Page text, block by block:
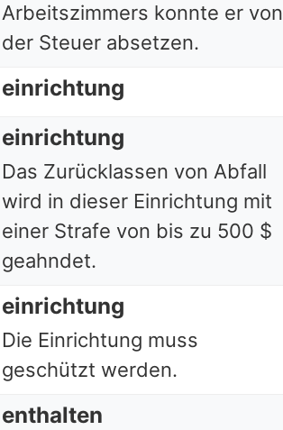
Arbeitszimmers konnte er von
der Steuer absetzen.
einrichtung
einrichtung
Das Zurücklassen von Abfall
wird in dieser Einrichtung mit
einer Strafe von bis zu 500 $
geahndet.
einrichtung
Die Einrichtung muss
geschützt werden.
enthalten